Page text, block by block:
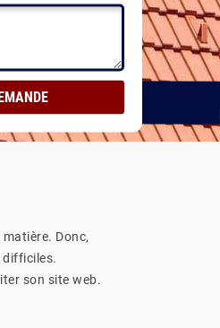
Donc,
difficiles.
son site web.